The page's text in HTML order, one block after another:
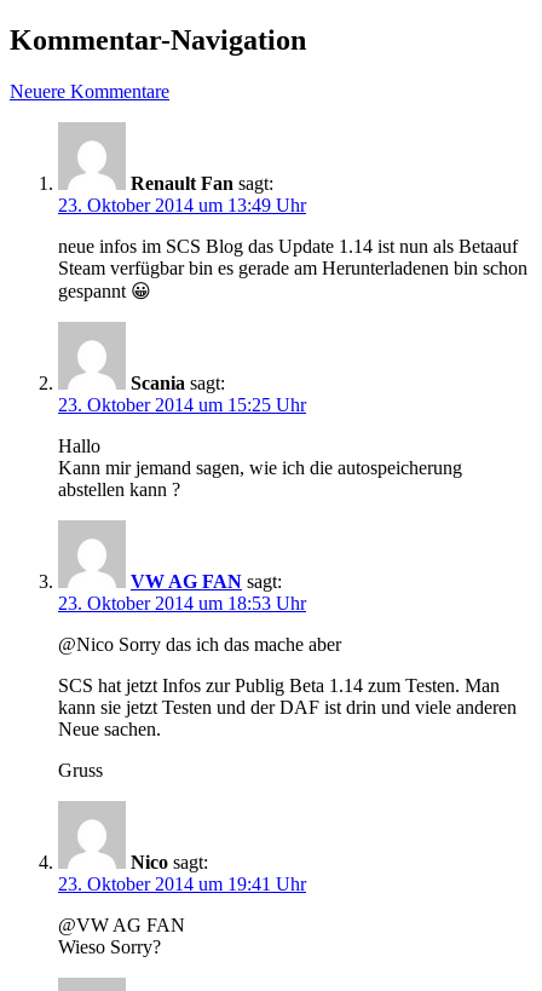
Kommentar-Navigation
Neuere Kommentare
Renault Fan sagt:
23. Oktober 2014 um 13:49 Uhr
neue infos im SCS Blog das Update 1.14 ist nun als Betaauf
Steam verfügbar bin es gerade am Herunterladenen bin schon
gespannt 😀
Scania sagt:
23. Oktober 2014 um 15:25 Uhr
Hallo
Kann mir jemand sagen, wie ich die autospeicherung
abstellen kann ?
VW AG FAN sagt:
23. Oktober 2014 um 18:53 Uhr
@Nico Sorry das ich das mache aber
SCS hat jetzt Infos zur Publig Beta 1.14 zum Testen. Man
kann sie jetzt Testen und der DAF ist drin und viele anderen
Neue sachen.
Gruss
Nico sagt:
23. Oktober 2014 um 19:41 Uhr
@VW AG FAN
Wieso Sorry?